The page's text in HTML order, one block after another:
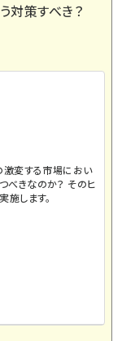
対策すべき？
激変する市場におい
べきなのか？ そのヒ
施します。